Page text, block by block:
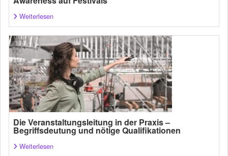
Weiterlesen
Die Veranstaltungsleitung in der Praxis –
Begriffsdeutung und nötige Qualifikationen
Weiterlesen